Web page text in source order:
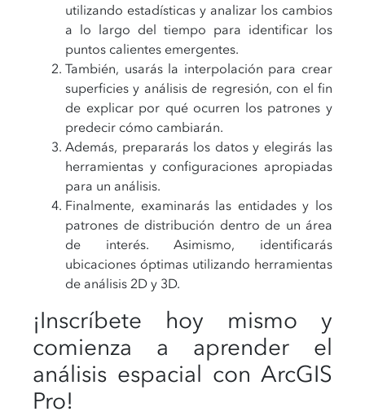
utilizando estadísticas y analizar los cambios
a lo largo del tiempo para identificar los
puntos calientes emergentes.
También, usarás la interpolación para crear
superficies y análisis de regresión, con el fin
de explicar por qué ocurren los patrones y
predecir cómo cambiarán.
Además, prepararás los datos y elegirás las
herramientas y configuraciones apropiadas
para un análisis.
Finalmente, examinarás las entidades y los
patrones de distribución dentro de un área
de interés. Asimismo, identificarás
ubicaciones óptimas utilizando herramientas
de análisis 2D y 3D.
¡Inscríbete hoy mismo y
comienza a aprender el
análisis espacial con ArcGIS
Pro!